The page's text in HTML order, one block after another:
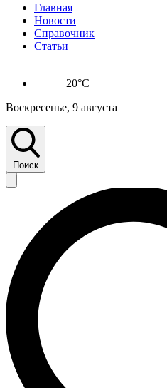
Главная
Новости
Справочник
Статьи
+20°C
Воскресенье, 9 августа
Поиск